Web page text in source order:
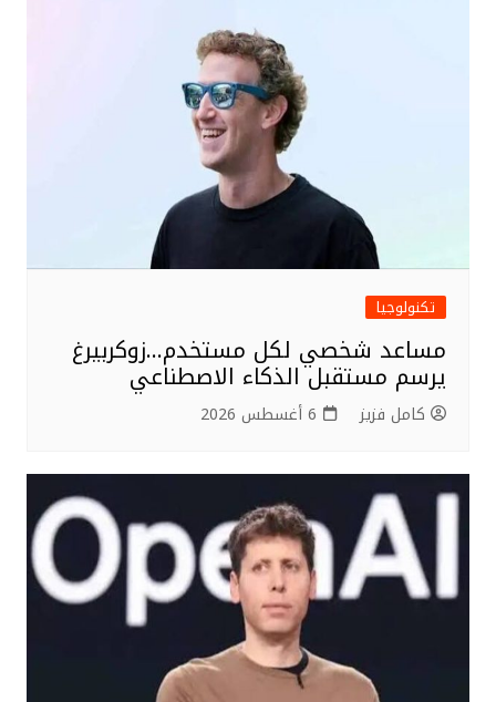
تكنولوجيا
مساعد شخصي لكل مستخدم…زوكربيرغ
يرسم مستقبل الذكاء الاصطناعي
كامل فزيز 6 أغسطس 2026